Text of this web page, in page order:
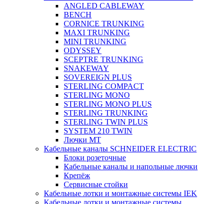
ANGLED CABLEWAY
BENCH
CORNICE TRUNKING
MAXI TRUNKING
MINI TRUNKING
ODYSSEY
SCEPTRE TRUNKING
SNAKEWAY
SOVEREIGN PLUS
STERLING COMPACT
STERLING MONO
STERLING MONO PLUS
STERLING TRUNKING
STERLING TWIN PLUS
SYSTEM 210 TWIN
Лючки MT
Кабельные каналы SCHNEIDER ELECTRIC
Блоки розеточные
Кабельные каналы и напольные лючки
Крепёж
Сервисные стойки
Кабельные лотки и монтажные системы IEK
Кабельные лотки и монтажные системы